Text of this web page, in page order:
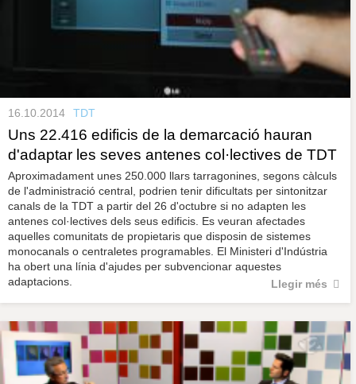
16.10.2014 TDT
Uns 22.416 edificis de la demarcació hauran
d'adaptar les seves antenes col·lectives de TDT
Aproximadament unes 250.000 llars tarragonines, segons càlculs
de l'administració central, podrien tenir dificultats per sintonitzar
canals de la TDT a partir del 26 d'octubre si no adapten les
antenes col·lectives dels seus edificis. Es veuran afectades
aquelles comunitats de propietaris que disposin de sistemes
monocanals o centraletes programables. El Ministeri d'Indústria
ha obert una línia d'ajudes per subvencionar aquestes
adaptacions.
Llegir més